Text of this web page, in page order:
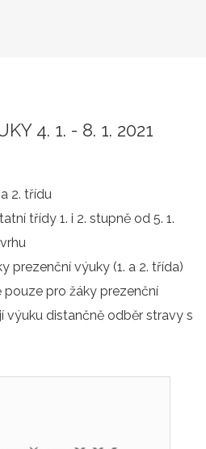
4. 1. - 8. 1. 2021
2. třídu
třídy 1. i 2. stupně od 5. 1.
prezenční výuky (1. a 2. třída)
pouze pro žáky prezenční
výuku distančně odběr stravy s